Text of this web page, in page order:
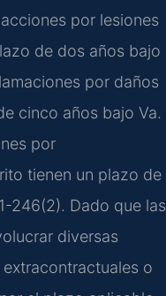
por lesiones
de dos años bajo
por daños
cinco años bajo Va.
por
tienen un plazo de
246(2). Dado que las
diversas
o